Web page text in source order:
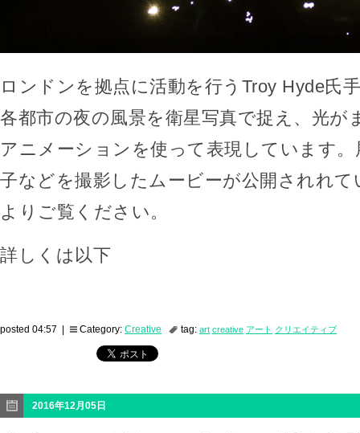
ロンドンを拠点に活動を行うTroy Hyde氏
各都市の夜の風景を衛星写真で捉え、光が
アニメーションを使って表現しています
子などを撮影したムービーが公開されれ
よりご覧ください。
詳しくは以下
posted 04:57 | Category: Creative tag: art creative アート クリエイティブ
2016年12月05日